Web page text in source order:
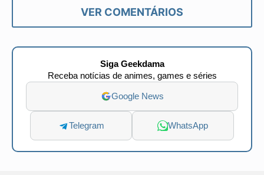
VER COMENTÁRIOS
Siga Geekdama
Receba notícias de animes, games e séries
Google News
Telegram WhatsApp